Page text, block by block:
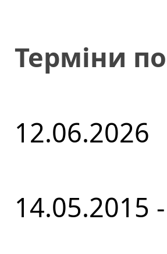
Терміни
12.06.2026
14.05.2015